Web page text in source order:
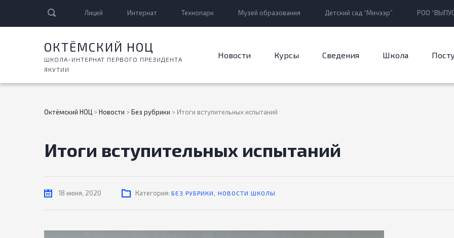
Лицей Интернат Технопарк Музей образования Детский сад “Мичээр” РОО
ОКТЁМСКИЙ НОЦ
ШКОЛА-ИНТЕРНАТ ПЕРВОГО ПРЕЗИДЕНТА
ЯКУТИИ
Новости Курсы Сведения Школа
Октёмский НОЦ >Новости >Без рубрики > Итоги вступительных испытаний
Итоги вступительных испытаний
18 июня, 2020 Категория: БЕЗ РУБРИКИ НОВОСТИ ШКОЛЫ